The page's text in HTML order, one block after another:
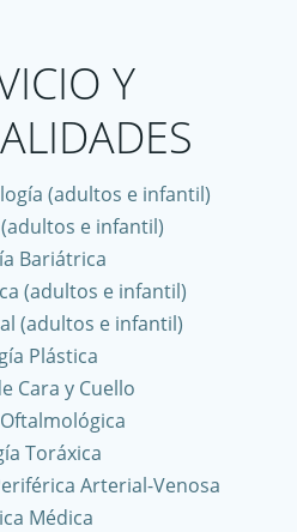
Y
(adultos e infantil)
e infantil)
Bariátrica
(adultos e infantil)
(adultos e infantil)
Plástica
Cara y Cuello
Toráxica
Arterial-Venosa
Médica